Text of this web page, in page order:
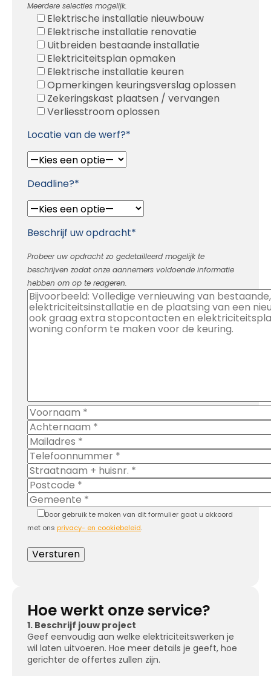
Meerdere selecties mogelijk.
Elektrische installatie nieuwbouw
Elektrische installatie renovatie
Uitbreiden bestaande installatie
Elektriciteitsplan opmaken
Elektrische installatie keuren
Opmerkingen keuringsverslag oplossen
Zekeringskast plaatsen / vervangen
Verliesstroom oplossen
Locatie van de werf?*
Deadline?*
Beschrijf uw opdracht*
Probeer uw opdracht zo gedetailleerd mogelijk te
beschrijven zodat onze aannemers voldoende informatie
hebben om op te reageren.
Door gebruik te maken van dit formulier gaat u akkoord
met ons privacy- en cookiebeleid.
Hoe werkt onze service?
1. Beschrijf jouw project
Geef eenvoudig aan welke elektriciteitswerken je
wil laten uitvoeren. Hoe meer details je geeft, hoe
gerichter de offertes zullen zijn.